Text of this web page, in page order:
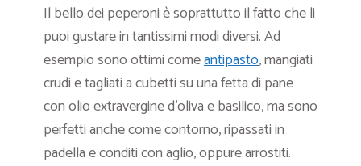
Il bello dei peperoni è soprattutto il fatto che li
puoi gustare in tantissimi modi diversi. Ad
esempio sono ottimi comeantipasto, mangiati
crudi e tagliati a cubetti su una fetta di pane
con olio extravergine d’oliva e basilico, ma sono
perfetti anche come contorno, ripassati in
padella e conditi con aglio, oppure arrostiti.